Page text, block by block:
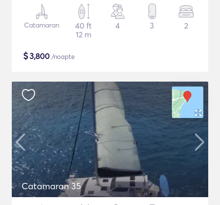
Catamaran
40 ft
12 m
4 3 2
$3,800 /noapte
Catamaran 35